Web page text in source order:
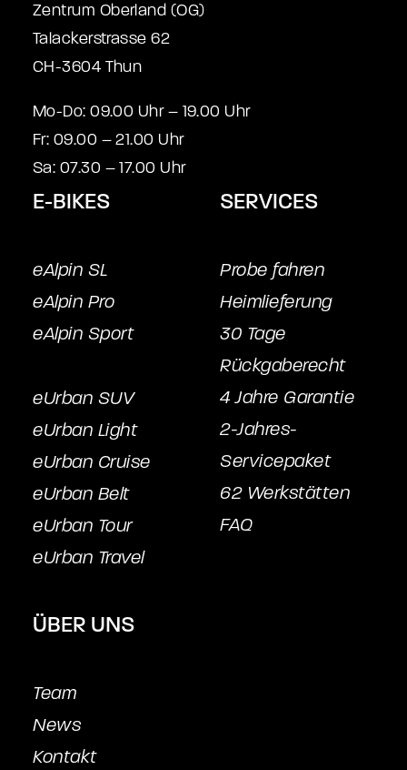
Zentrum Oberland (OG)
Talackerstrasse 62
CH-3604 Thun
Mo-Do: 09.00 Uhr – 19.00 Uhr
Fr: 09.00 – 21.00 Uhr
Sa: 07.30 – 17.00 Uhr
E-BIKES
eAlpin SL
eAlpin Pro
eAlpin Sport
eUrban SUV
eUrban Light
eUrban Cruise
eUrban Belt
eUrban Tour
eUrban Travel
SERVICES
Probe fahren
Heimlieferung
30 Tage
Rückgaberecht
4 Jahre Garantie
2-Jahres-
Servicepaket
62 Werkstätten
FAQ
ÜBER UNS
Team
News
Kontakt